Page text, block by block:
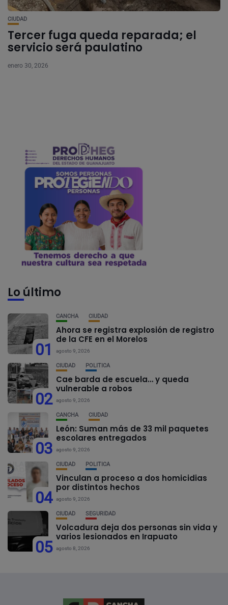
CIUDAD
Tercer fuga queda reparada; el
servicio será paulatino
enero 30, 2026
Lo último
01
CANCHA CIUDAD
Ahora se registra explosión de registro
de la CFE en el Morelos
agosto 9, 2026
02
CIUDAD POLÍTICA
Cae barda de escuela… y queda
vulnerable a robos
agosto 9, 2026
03
CANCHA CIUDAD
León: Suman más de 33 mil paquetes
escolares entregados
agosto 9, 2026
04
CIUDAD POLÍTICA
Vinculan a proceso a dos homicidias
por distintos hechos
agosto 9, 2026
05
CIUDAD SEGURIDAD
Volcadura deja dos personas sin vida y
varios lesionados en Irapuato
agosto 8, 2026